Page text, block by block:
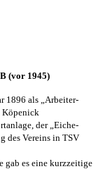
(vor 1945)
1896 als „Arbeiter-
Köpenick
der „Eiche-
des Vereins in TSV
gab es eine kurzzeitige